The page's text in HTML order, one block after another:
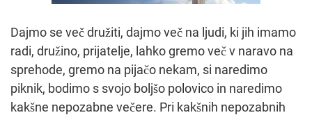
Dajmo se več družiti, dajmo več na ljudi, ki jih imamo
radi, družino, prijatelje, lahko gremo več v naravo na
sprehode, gremo na pijačo nekam, si naredimo
piknik, bodimo s svojo boljšo polovico in naredimo
kakšne nepozabne večere. Pri kakšnih nepozabnih